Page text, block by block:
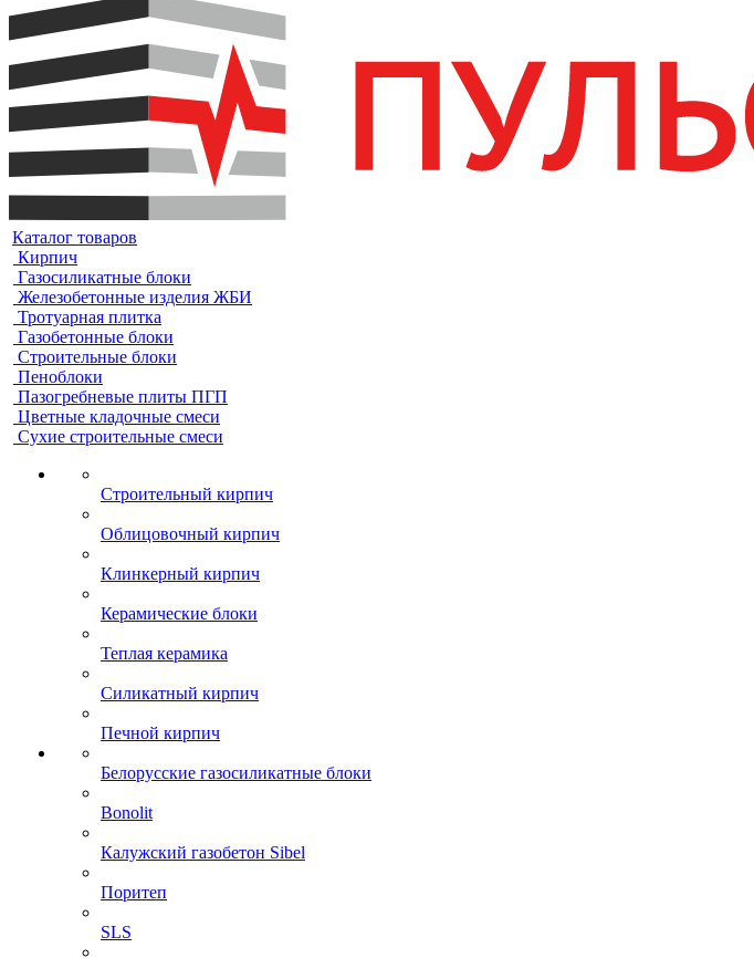
Каталог товаров
Кирпич
Газосиликатные блоки
Железобетонные изделия ЖБИ
Тротуарная плитка
Газобетонные блоки
Строительные блоки
Пеноблоки
Пазогребневые плиты ПГП
Цветные кладочные смеси
Сухие строительные смеси
Строительный кирпич
Облицовочный кирпич
Клинкерный кирпич
Керамические блоки
Теплая керамика
Силикатный кирпич
Печной кирпич
Белорусские газосиликатные блоки
Bonolit
Калужский газобетон Sibel
Поритеп
SLS